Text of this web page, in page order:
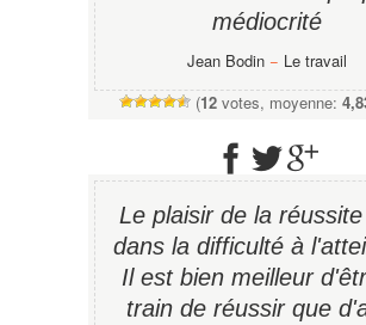
médiocrité
Jean Bodin − Le travail
(12votes, moyenne:
Le plaisir de la
dans la difficulté à
Il est bien meilleur
train de réussir que